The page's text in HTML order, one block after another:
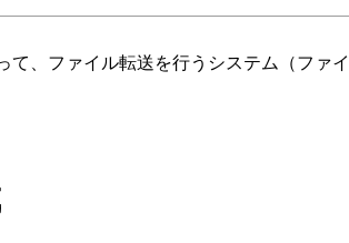
、ファイル転送を行うシステム（ファ